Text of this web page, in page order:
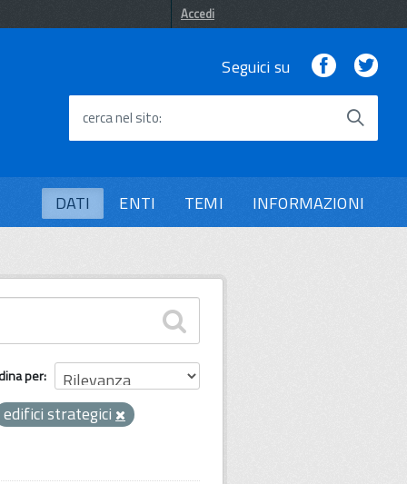
Accedi
Seguici su Facebook
cerca nel sito
DATI ENTI TEMI INFORMAZIONI
per
edifici strategici